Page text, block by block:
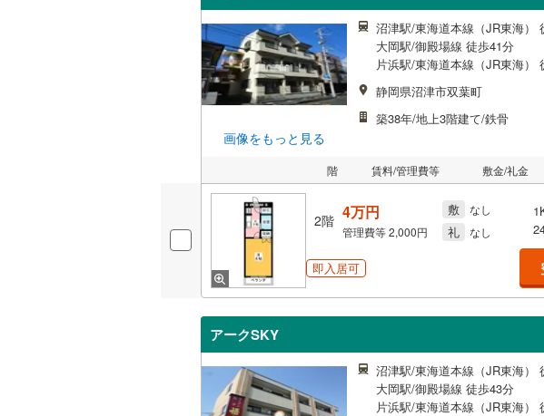
画像をもっと見る
沼津駅/東海道本線（JR東海）
大岡駅/御殿場線 徒歩41分
片浜駅/東海道本線（JR東海）
静岡県沼津市双葉町
築38年/地上3階建て/鉄骨
階 賃料/管理費等 敷金/礼金
2階 4万円
管理費等2,000円
敷 なし
礼 なし
即入居可
アークSKY
沼津駅/東海道本線（JR東海）
大岡駅/御殿場線 徒歩43分
片浜駅/東海道本線（JR東海）